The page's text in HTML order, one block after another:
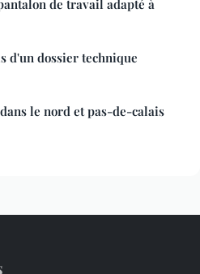
de travail adapté à
d'un dossier technique
le nord et pas-de-calais